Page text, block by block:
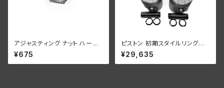
アジャスティング ナット ハーレ
ーダビッドソン 全スプリンガー
モデル 白メッキ
¥675
ピストン 初期スタイルリング付
き 2 個セット オープン オイル リ
ング +070" OS 1932-52年 D
L/RL/WL/G
¥29,635